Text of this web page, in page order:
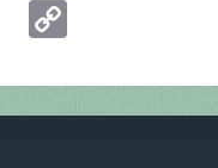
s
A
b
o
er
p